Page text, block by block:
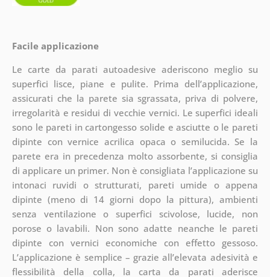
Facile applicazione
Le carte da parati autoadesive aderiscono meglio su
superfici lisce, piane e pulite. Prima dell’applicazione,
assicurati che la parete sia sgrassata, priva di polvere,
irregolarità e residui di vecchie vernici. Le superfici ideali
sono le pareti in cartongesso solide e asciutte o le pareti
dipinte con vernice acrilica opaca o semilucida. Se la
parete era in precedenza molto assorbente, si consiglia
di applicare un primer. Non è consigliata l’applicazione su
intonaci ruvidi o strutturati, pareti umide o appena
dipinte (meno di 14 giorni dopo la pittura), ambienti
senza ventilazione o superfici scivolose, lucide, non
porose o lavabili. Non sono adatte neanche le pareti
dipinte con vernici economiche con effetto gessoso.
L’applicazione è semplice – grazie all’elevata adesività e
flessibilità della colla, la carta da parati aderisce